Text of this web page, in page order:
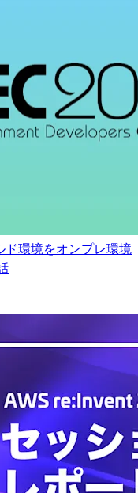
ド環境をオンプレ環境